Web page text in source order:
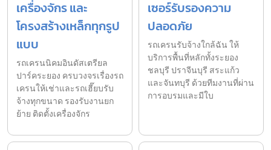
เครื่องจักร และ
โครงสร้างเหล็กทุกรูป
แบบ
รถเครนนิคมอินดัสเตรียล
ปาร์คระยอง ครบวงจรเรื่องรถ
เครนให้เช่าและรถเฮี๊ยบรับ
จ้างทุกขนาด รองรับงานยก
ย้าย ติดตั้งเครื่องจักร
เซอร์รับรองความ
ปลอดภัย
รถเครนรับจ้างใกล้ฉัน ให้
บริการพื้นที่หลักทั้งระยอง
ชลบุรี ปราจีนบุรี สระแก้ว
และจันทบุรี ด้วยทีมงานที่ผ่าน
การอบรมและมีใบ